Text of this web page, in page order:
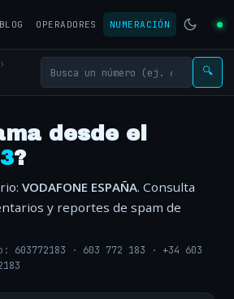
BLOG OPERADORES NUMERACIÓN
›
🔍
desde el
?
VODAFONE ESPAÑA. Consulta
y reportes de spam de
603772183 · 603 772 183 · +34 603